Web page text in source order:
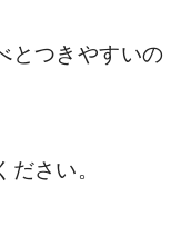
とつきやすいの
ださい。